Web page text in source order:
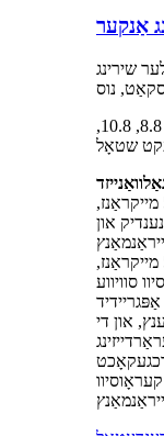
אַנקער
שירינג
פּראָסט 4.9 און 8.8, 10.8,
די גרעב פון די גאַלוואַנייזד קאָוטינג איז ≥5 מייקראַנז,
און
די גרעב פון גאַלוואַנייזד קאָוטינג איז> 50 מייקראַנז,
און די